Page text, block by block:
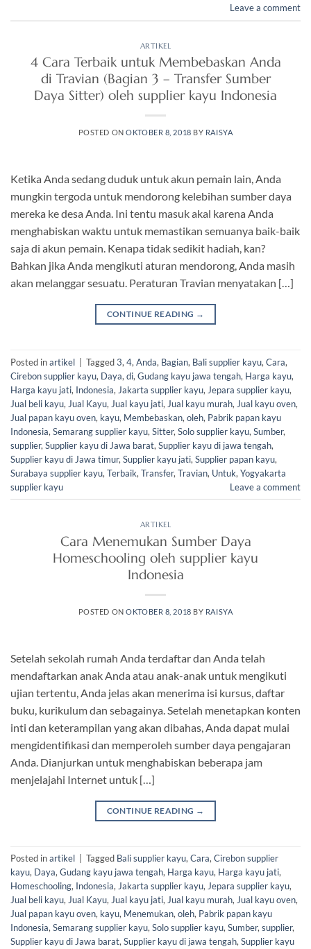
Leave a comment
ARTIKEL
4 Cara Terbaik untuk Membebaskan Anda
di Travian (Bagian 3 – Transfer Sumber
Daya Sitter) oleh supplier kayu Indonesia
POSTED ONOKTOBER 8, 2018 BY RAISYA
Ketika Anda sedang duduk untuk akun pemain lain, Anda
mungkin tergoda untuk mendorong kelebihan sumber daya
mereka ke desa Anda. Ini tentu masuk akal karena Anda
menghabiskan waktu untuk memastikan semuanya baik-baik
saja di akun pemain. Kenapa tidak sedikit hadiah, kan?
Bahkan jika Anda mengikuti aturan mendorong, Anda masih
akan melanggar sesuatu. Peraturan Travian menyatakan […]
CONTINUE READING →
Posted inartikel Tagged3, 4, Anda, Bagian, Bali supplier kayu, Cara,
Cirebon supplier kayu, Daya, di, Gudang kayu jawa tengah, Harga kayu,
Harga kayu jati, Indonesia, Jakarta supplier kayu, Jepara supplier kayu,
Jual beli kayu, Jual Kayu, Jual kayu jati, Jual kayu murah, Jual kayu oven,
Jual papan kayu oven, kayu, Membebaskan, oleh, Pabrik papan kayu
Indonesia, Semarang supplier kayu, Sitter, Solo supplier kayu, Sumber,
supplier, Supplier kayu di Jawa barat, Supplier kayu di jawa tengah,
Supplier kayu di Jawa timur, Supplier kayu jati, Supplier papan kayu,
Surabaya supplier kayu, Terbaik, Transfer, Travian, Untuk, Yogyakarta
supplier kayu
Leave a comment
ARTIKEL
Cara Menemukan Sumber Daya
Homeschooling oleh supplier kayu
Indonesia
POSTED ONOKTOBER 8, 2018 BY RAISYA
Setelah sekolah rumah Anda terdaftar dan Anda telah
mendaftarkan anak Anda atau anak-anak untuk mengikuti
ujian tertentu, Anda jelas akan menerima isi kursus, daftar
buku, kurikulum dan sebagainya. Setelah menetapkan konten
inti dan keterampilan yang akan dibahas, Anda dapat mulai
mengidentifikasi dan memperoleh sumber daya pengajaran
Anda. Dianjurkan untuk menghabiskan beberapa jam
menjelajahi Internet untuk […]
CONTINUE READING →
Posted inartikel Tagged Bali supplier kayu,Cara,Cirebon supplier
kayu, Daya,Gudang kayu jawa tengah, Harga kayu, Harga kayu jati,
Homeschooling, Indonesia,Jakarta supplier kayu,Jepara supplier kayu,
Jual beli kayu,Jual Kayu,Jual kayu jati,Jual kayu murah,Jual kayu oven,
Jual papan kayu oven, kayu, Menemukan,oleh, Pabrik papan kayu
Indonesia,Semarang supplier kayu,Solo supplier kayu,Sumber,supplier,
Supplier kayu di Jawa barat,Supplier kayu di jawa tengah,Supplier kayu